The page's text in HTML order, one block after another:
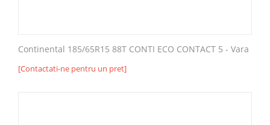
Continental 185/65R15 88T CONTI ECO CONTACT 5 - Vara
[Contactati-ne pentru un pret]